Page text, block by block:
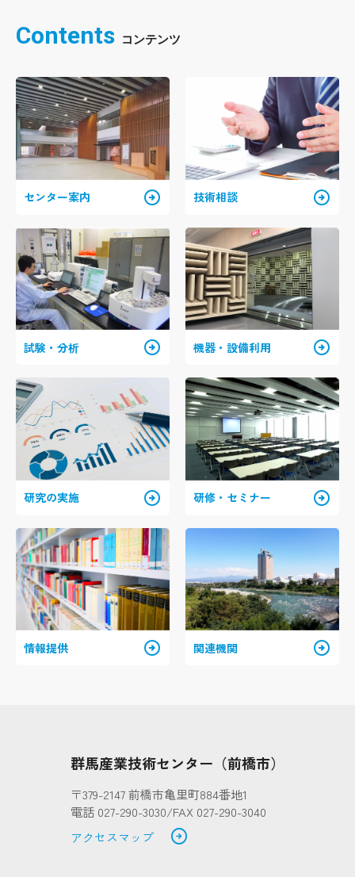
Contents
センター案内 arrow_circle_right 技術相談 arrow_circle_right
試験・分析 arrow_circle_right 機器・設備利用 arrow_circle_right
研究の実施 arrow_circle_right 研修・セミナー arrow_circle_right
情報提供 arrow_circle_right 関連機関 arrow_circle_right
群馬産業技術センター（前橋市）
〒379-2147 前橋市亀里町884番地1
電話 027-290-3030/FAX 027-290-3040
アクセスマップ
arrow_circle_right